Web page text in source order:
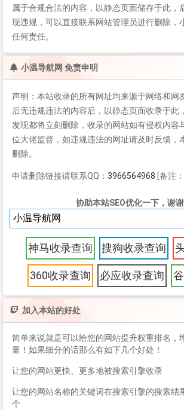
属于合规合法的内容，以静态页面储存于此，
现违规，可以直接联系网站管理员进行删除，
任何责任。
小温导航网 免责申明
声明：本站收录的所有网址均来源于网络和网
后无违规违法的内容后，以静态页面收录于此
发现都将立刻删除，收录的网站如有侵权内容
位大佬监督，如违规违法的网址请及时反馈，
删除。
申请删除链接请联系QQ： 3966564968 [备注
协助本站SEO优化一下，谢谢
神马收录查询 搜狗收录查询
360收录查询 必应收录查询
加入本站的好处
简单来说就是可以给您的网站提升权重排名，
量！如果细分的话那么有如下几个好处！
让您的网站更快、更多地被搜索引擎收录
让您的网站名称的关键词在搜索引擎的搜索结
个